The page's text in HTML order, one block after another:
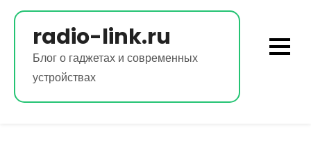
Перейти
содержимомуradio-link.ru
Блог о гаджетах и современных
устройствах